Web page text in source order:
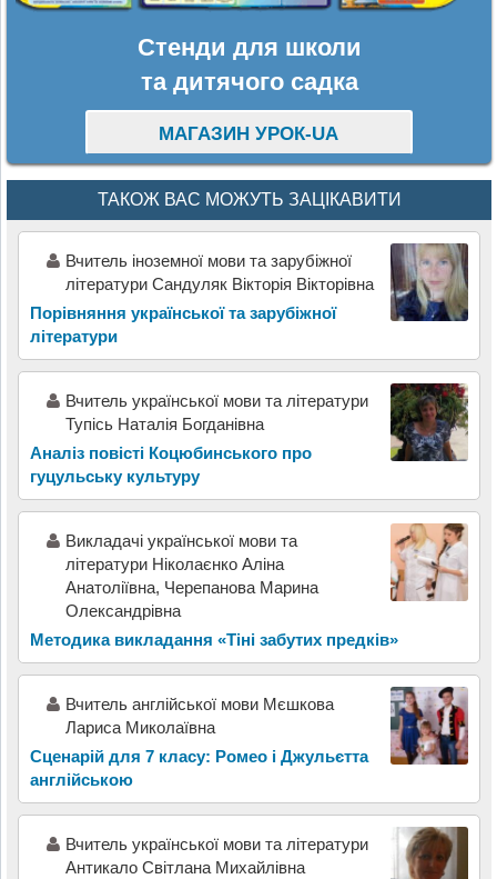
Стенди для школи
та дитячого садка
МАГАЗИН УРОК-UA
ТАКОЖ ВАС МОЖУТЬ ЗАЦІКАВИТИ
Вчитель іноземної мови та зарубіжної
літератури Сандуляк Вікторія Вікторівна
Порівняння української та зарубіжної
літератури
Вчитель української мови та літератури
Тупісь Наталія Богданівна
Аналіз повісті Коцюбинського про
гуцульську культуру
Викладачі української мови та
літератури Ніколаєнко Аліна
Анатоліївна, Черепанова Марина
Олександрівна
Методика викладання «Тіні забутих предків»
Вчитель англійської мови Мєшкова
Лариса Миколаївна
Сценарій для 7 класу: Ромео і Джульєтта
англійською
Вчитель української мови та літератури
Антикало Світлана Михайлівна